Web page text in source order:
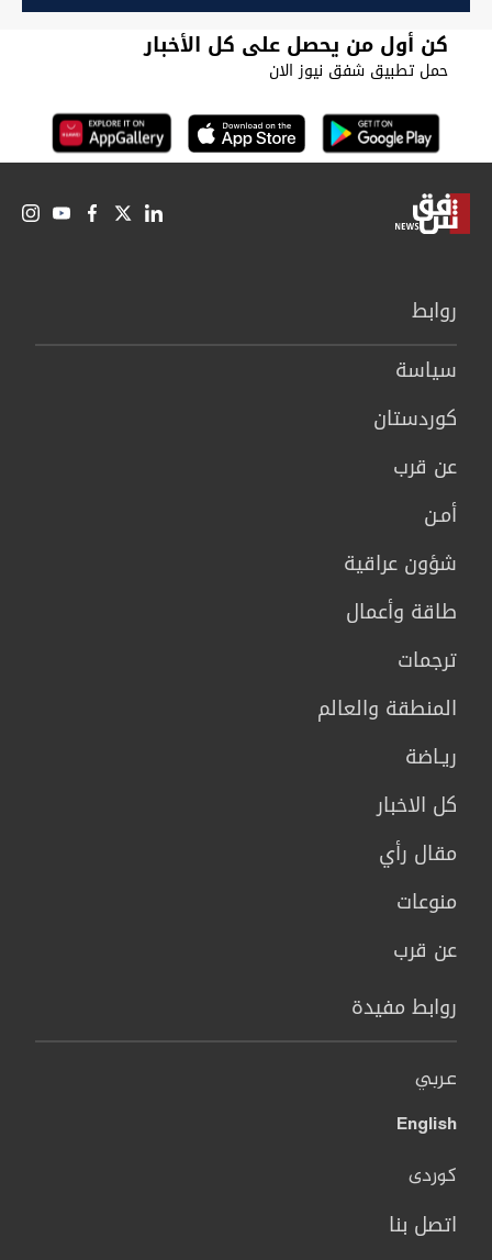
كن أول من يحصل على كل الأخبار
حمل تطبيق شفق نيوز الان
روابط
سیاسة
كوردستان
عن قرب
أمـن
شؤون عراقية
طاقة وأعمال
ترجمات
المنطقة والعالم
ريـاضة
كل الاخبار
مقال رأي
منوعات
عن قرب
روابط مفيدة
عربي
English
کوردی
اتصل بنا